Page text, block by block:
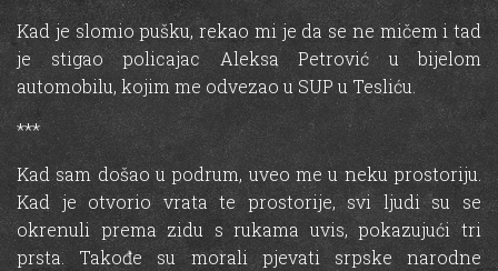
Kad je slomio pušku, rekao mi je da se ne mičem i tad
je stigao policajac Aleksa Petrović u bijelom
automobilu, kojim me odvezao u SUP u Tesliću.
***
Kad sam došao u podrum, uveo me u neku prostoriju.
Kad je otvorio vrata te prostorije, svi ljudi su se
okrenuli prema zidu s rukama uvis, pokazujući tri
prsta. Takođe su morali pjevati srpske narodne